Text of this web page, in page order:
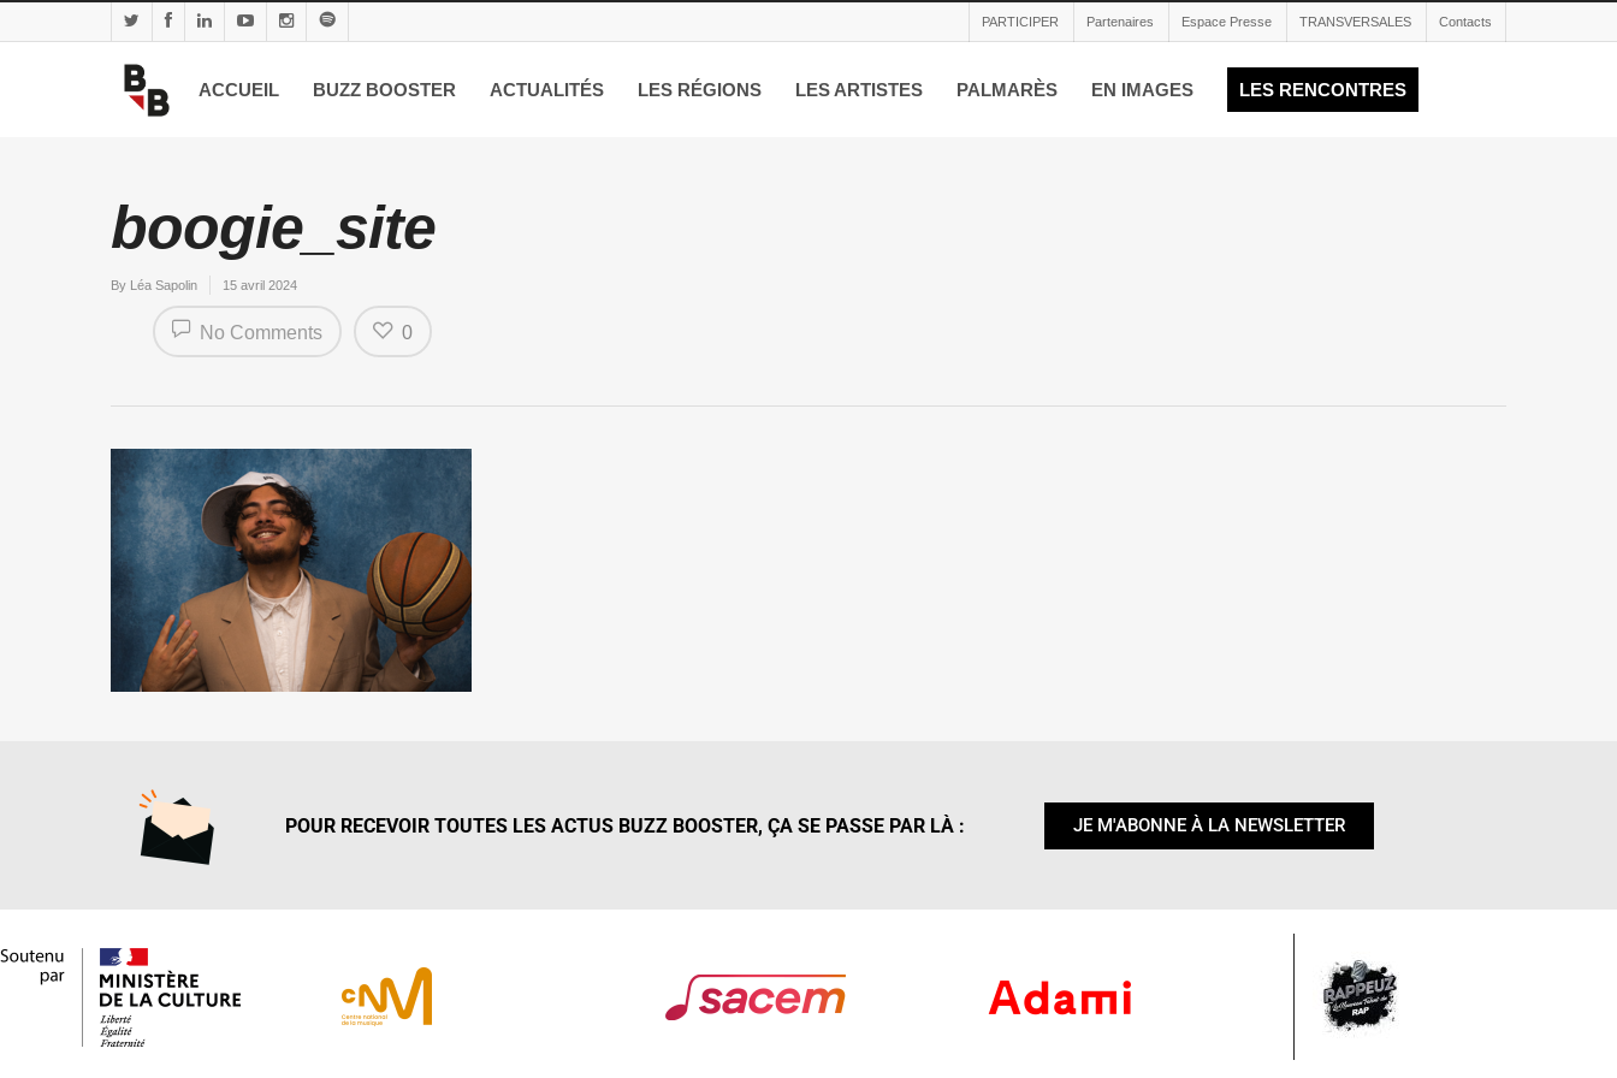
PARTICIPER Partenaires Espace Presse TRANSVERSALES Contacts
ACCUEIL BUZZ BOOSTER ACTUALITÉS LES RÉGIONS LES ARTISTES PALMARÈS EN IMAGES LES RENCONTRES
boogie_site
By Léa Sapolin 15 avril 2024
No Comments 0
POUR RECEVOIR TOUTES LES ACTUS BUZZ BOOSTER, ÇA SE PASSE PAR LÀ : JE M'ABONNE À LA NEWSLETTER